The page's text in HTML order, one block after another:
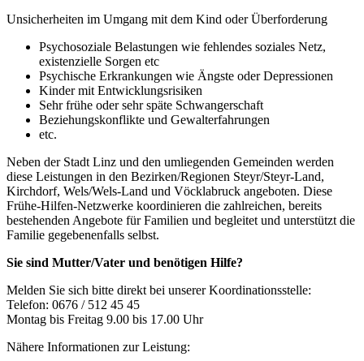
Unsicherheiten im Umgang mit dem Kind oder Überforderung
Psychosoziale Belastungen wie fehlendes soziales Netz,
existenzielle Sorgen etc
Psychische Erkrankungen wie Ängste oder Depressionen
Kinder mit Entwicklungsrisiken
Sehr frühe oder sehr späte Schwangerschaft
Beziehungskonflikte und Gewalterfahrungen
etc.
Neben der Stadt Linz und den umliegenden Gemeinden werden
diese Leistungen in den Bezirken/Regionen Steyr/Steyr-Land,
Kirchdorf, Wels/Wels-Land und Vöcklabruck angeboten. Diese
Frühe-Hilfen-Netzwerke koordinieren die zahlreichen, bereits
bestehenden Angebote für Familien und begleitet und unterstützt die
Familie gegebenenfalls selbst.
Sie sind Mutter/Vater und benötigen Hilfe?
Melden Sie sich bitte direkt bei unserer Koordinationsstelle:
Telefon: 0676 / 512 45 45
Montag bis Freitag 9.00 bis 17.00 Uhr
Nähere Informationen zur Leistung: